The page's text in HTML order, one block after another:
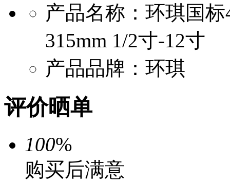
产品名称：环琪国
315mm 1/2寸-12寸
产品品牌：环琪
评价晒单
100%
购买后满意